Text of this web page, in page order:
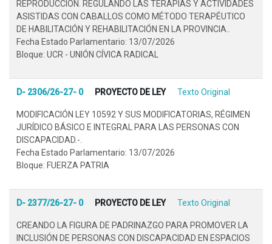
REPRODUCCIÓN. REGULANDO LAS TERAPIAS Y ACTIVIDADES
ASISTIDAS CON CABALLOS COMO MÉTODO TERAPÉUTICO
DE HABILITACIÓN Y REHABILITACIÓN EN LA PROVINCIA..
Fecha Estado Parlamentario: 13/07/2026
Bloque: UCR - UNIÓN CÍVICA RADICAL
D- 2306/26-27- 0 PROYECTO DE LEY Texto Original
MODIFICACIÓN LEY 10592 Y SUS MODIFICATORIAS, RÉGIMEN
JURÍDICO BÁSICO E INTEGRAL PARA LAS PERSONAS CON
DISCAPACIDAD.-.
Fecha Estado Parlamentario: 13/07/2026
Bloque: FUERZA PATRIA
D- 2377/26-27- 0 PROYECTO DE LEY Texto Original
CREANDO LA FIGURA DE PADRINAZGO PARA PROMOVER LA
INCLUSIÓN DE PERSONAS CON DISCAPACIDAD EN ESPACIOS